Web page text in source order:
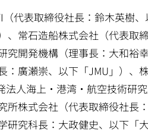
代表取締役社長：鈴木英樹
、常石造船株式会社（代表取
究開発機構（理事長：大和裕
：廣瀬崇、以下「JMU」）、
法人海上・港湾・航空技術研
所株式会社（代表取締役社
研究科長：大政健史、以下「